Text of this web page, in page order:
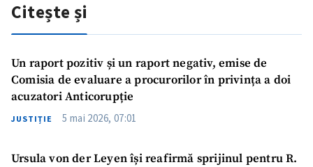
Citește și
Un raport pozitiv și un raport negativ, emise de
Comisia de evaluare a procurorilor în privința a doi
acuzatori Anticorupție
JUSTIȚIE 5 mai 2026, 07:01
Ursula von der Leyen își reafirmă sprijinul pentru R.